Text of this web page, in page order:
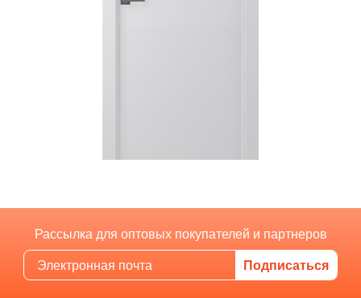
Рассылка для оптовых покупателей и партнеров